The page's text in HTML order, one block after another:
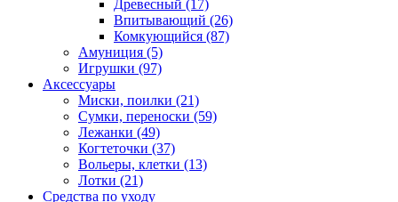
Древесный (17)
Впитывающий (26)
Комкующийся (87)
Амуниция (5)
Игрушки (97)
Аксессуары
Миски, поилки (21)
Сумки, переноски (59)
Лежанки (49)
Когтеточки (37)
Вольеры, клетки (13)
Лотки (21)
Средства по уходу